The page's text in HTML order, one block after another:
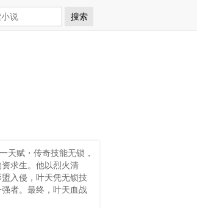
搜索
天赋・传奇技能无锁，
求生。他以烈火清
入侵，叶天凭无锁技
者。最终，叶天血战